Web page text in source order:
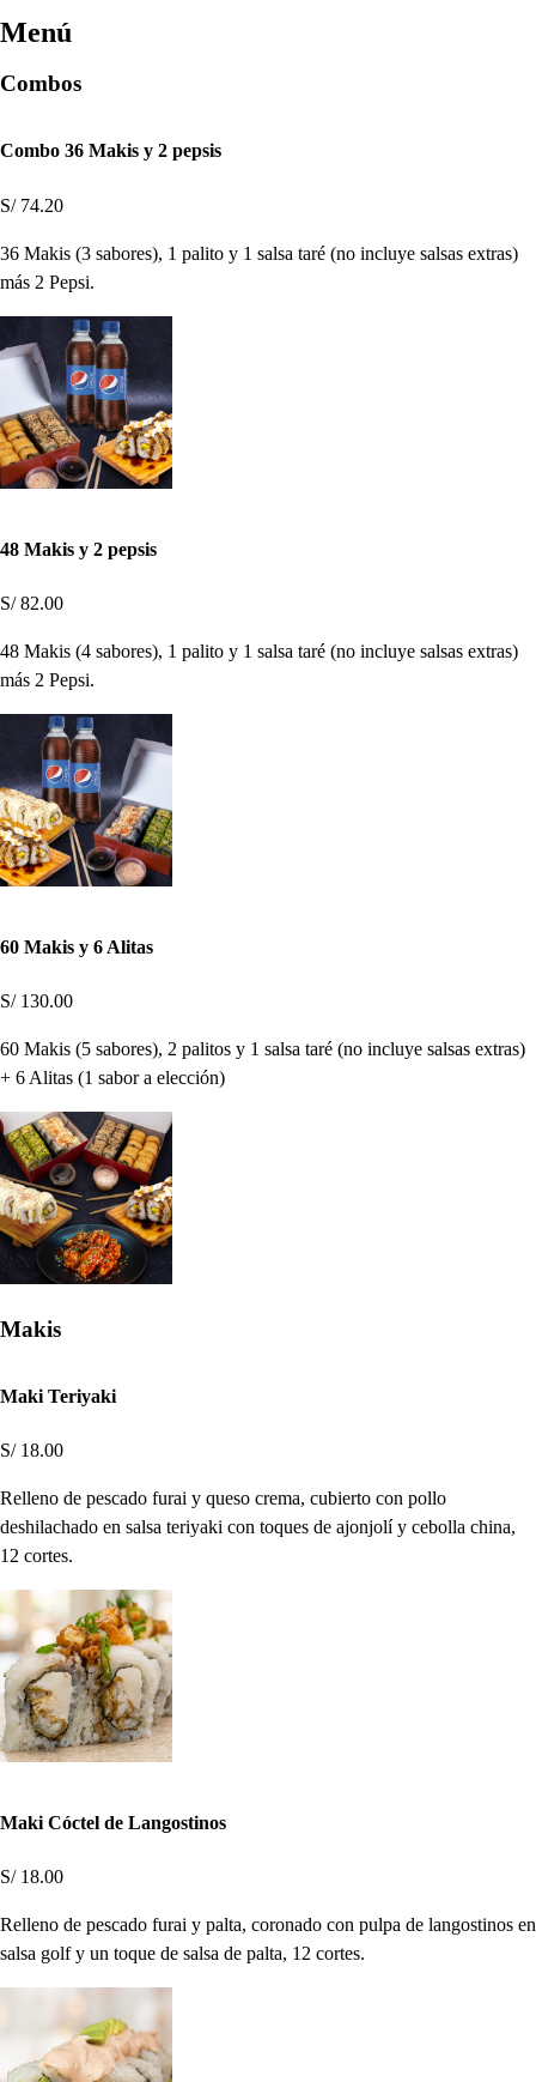
Menú
Combos
Combo 36 Makis y 2 pepsis
S/ 74.20
36 Makis (3 sabores), 1 palito y 1 salsa taré (no incluye salsas extras)
más 2 Pepsi.
48 Makis y 2 pepsis
S/ 82.00
48 Makis (4 sabores), 1 palito y 1 salsa taré (no incluye salsas extras)
más 2 Pepsi.
60 Makis y 6 Alitas
S/ 130.00
60 Makis (5 sabores), 2 palitos y 1 salsa taré (no incluye salsas extras)
+ 6 Alitas (1 sabor a elección)
Makis
Maki Teriyaki
S/ 18.00
Relleno de pescado furai y queso crema, cubierto con pollo
deshilachado en salsa teriyaki con toques de ajonjolí y cebolla china,
12 cortes.
Maki Cóctel de Langostinos
S/ 18.00
Relleno de pescado furai y palta, coronado con pulpa de langostinos en
salsa golf y un toque de salsa de palta, 12 cortes.